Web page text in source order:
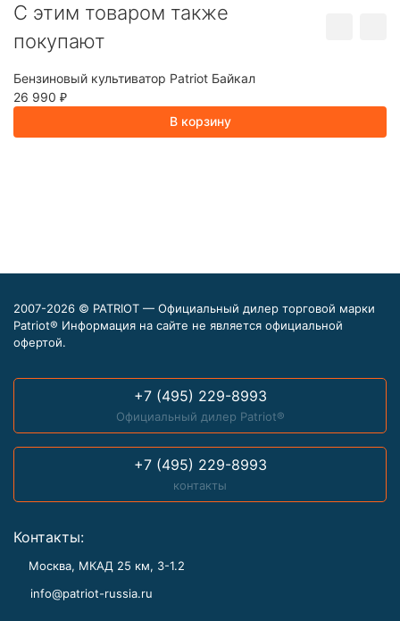
C этим товаром также
покупают
Бензиновый культиватор Patriot Байкал
26 990 ₽
В корзину
2007-2026 © PATRIOT — Официальный дилер торговой марки
Patriot® Информация на сайте не является официальной
офертой.
+7 (495) 229-8993
Официальный дилер Patriot®
+7 (495) 229-8993
контакты
Контакты:
Москва, МКАД 25 км, З-1.2
info@patriot-russia.ru